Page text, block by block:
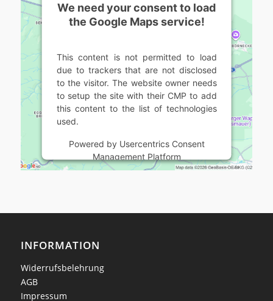
We need your consent to load
the Google Maps service!
This content is not permitted to load
due to trackers that are not disclosed
to the visitor. The website owner needs
to setup the site with their CMP to add
this content to the list of technologies
used.
Powered by Usercentrics Consent
Management Platform
INFORMATION
Widerrufsbelehrung
AGB
Impressum